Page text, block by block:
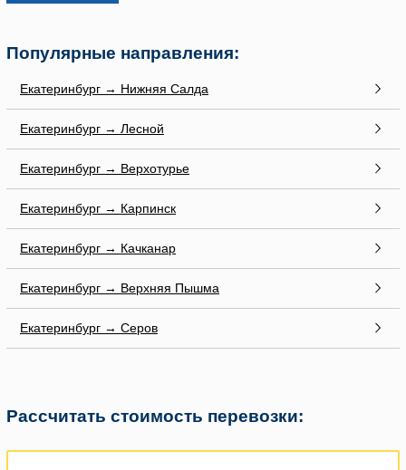
Популярные направления:
Екатеринбург → Нижняя Салда
Екатеринбург → Лесной
Екатеринбург → Верхотурье
Екатеринбург → Карпинск
Екатеринбург → Качканар
Екатеринбург → Верхняя Пышма
Екатеринбург → Серов
Рассчитать стоимость перевозки: